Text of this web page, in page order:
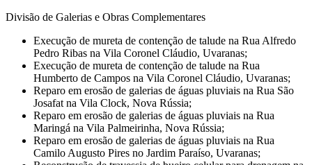
Divisão de Galerias e Obras Complementares
Execução de mureta de contenção de talude na Rua Alfredo
Pedro Ribas na Vila Coronel Cláudio, Uvaranas;
Execução de mureta de contenção de talude na Rua
Humberto de Campos na Vila Coronel Cláudio, Uvaranas;
Reparo em erosão de galerias de águas pluviais na Rua São
Josafat na Vila Clock, Nova Rússia;
Reparo em erosão de galerias de águas pluviais na Rua
Maringá na Vila Palmeirinha, Nova Rússia;
Reparo em erosão de galerias de águas pluviais na Rua
Camilo Augusto Pires no Jardim Paraíso, Uvaranas;